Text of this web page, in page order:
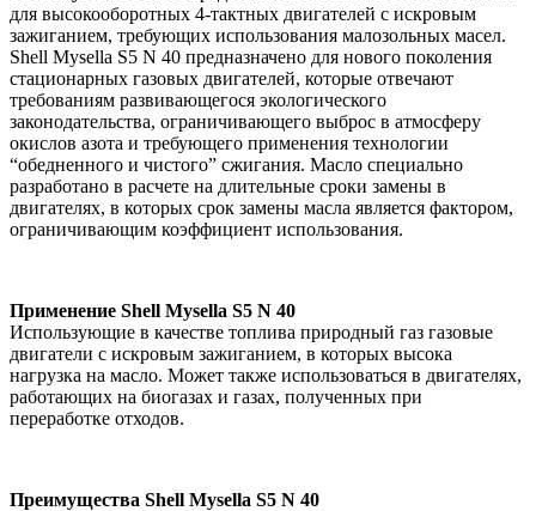
для высокооборотных 4-тактных двигателей с искровым
зажиганием, требующих использования малозольных масел.
Shell Mysella S5 N 40 предназначено для нового поколения
стационарных газовых двигателей, которые отвечают
требованиям развивающегося экологического
законодательства, ограничивающего выброс в атмосферу
окислов азота и требующего применения технологии
“обедненного и чистого” сжигания. Масло специально
разработано в расчете на длительные сроки замены в
двигателях, в которых срок замены масла является фактором,
ограничивающим коэффициент использования.
Применение Shell Mysella S5 N 40
Использующие в качестве топлива природный газ газовые
двигатели с искровым зажиганием, в которых высока
нагрузка на масло. Может также использоваться в двигателях,
работающих на биогазах и газах, полученных при
переработке отходов.
Преимущества Shell Mysella S5 N 40